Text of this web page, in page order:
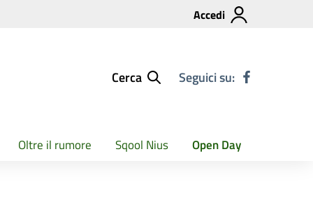
Accedi
Cerca Seguici su:
Oltre il rumore Sqool Nius Open Day